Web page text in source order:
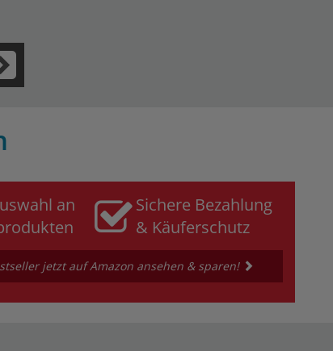
an
Sichere Bezahlung
& Käuferschutz
jetzt auf Amazon ansehen & sparen!